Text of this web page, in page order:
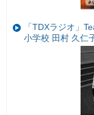
「TDXラジオ」
小学校 田村 久仁